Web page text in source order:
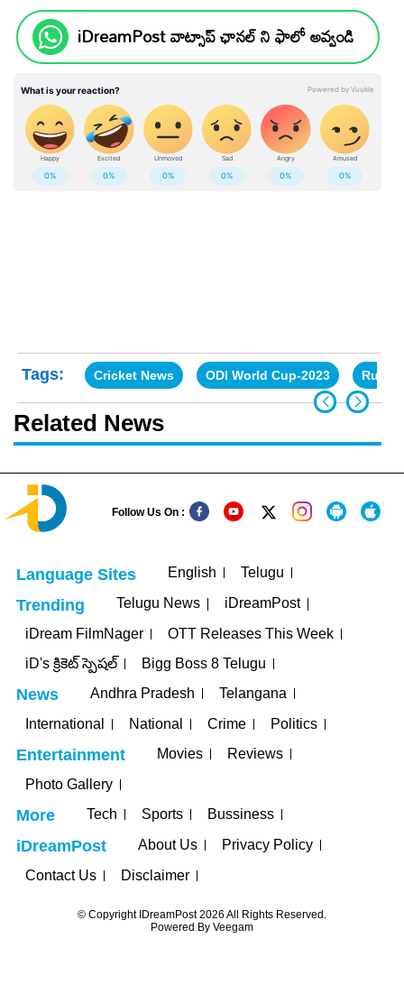
iDreamPost వాట్సాప్ ఛానల్ ని ఫాలో అవ్వండి
Tags: Cricket News ODI World Cup-2023
Related News
Follow Us On :
Language Sites English Telugu
Trending Telugu News
iDreamPost
iDream FilmNager
OTT Releases This Week
iD's క్రికెట్ స్పెషల్
Bigg Boss 8 Telugu
News Andhra Pradesh
Telangana
International
National Crime Politics
Entertainment Movies
Reviews
Photo Gallery
More Tech Sports Bussiness
iDreamPost About Us
Privacy Policy
Contact Us
Disclaimer
© Copyright IDreamPost 2026 All Rights Reserved.
Powered By Veegam